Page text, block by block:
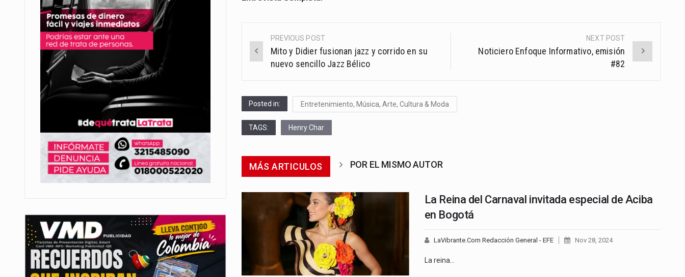
Post
navigation
PREVIOUS POST
Mito y Didier fusionan jazz y corrido en su
nuevo sencillo Jazz Bélico
NEXT POST
Noticiero Enfoque Informativo, emisión
#82
Posted in: Entretenimiento, Música, Arte, Cultura & Moda
TAGS: Henry Char
MÁS ARTICULOS POR EL MISMO AUTOR
La Reina del Carnaval invitada especial de Aciba
en Bogotá
LaVibrante.Com Redacción General - EFE Nov 28, 2024
La reina…